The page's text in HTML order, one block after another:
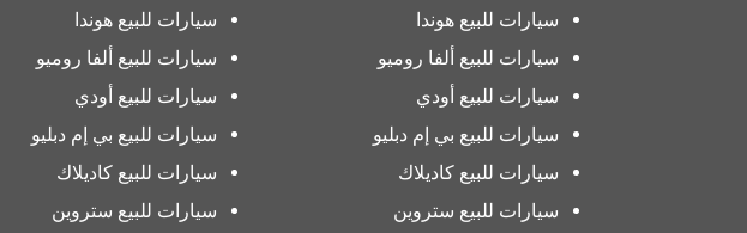
سيارات للبيع هوندا
سيارات للبيع ألفا روميو
سيارات للبيع أودي
سيارات للبيع بي إم دبليو
سيارات للبيع كاديلاك
سيارات للبيع ستروين
سيارات للبيع هوندا
سيارات للبيع ألفا روميو
سيارات للبيع أودي
سيارات للبيع بي إم دبليو
سيارات للبيع كاديلاك
سيارات للبيع ستروين